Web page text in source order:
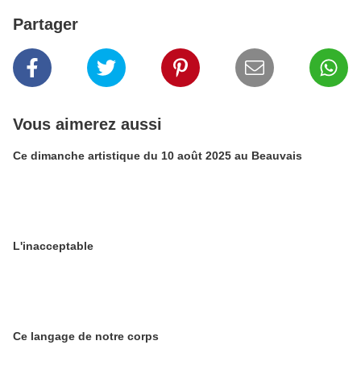
Partager
Vous aimerez aussi
Ce dimanche artistique du 10 août 2025 au Beauvais
L'inacceptable
Ce langage de notre corps